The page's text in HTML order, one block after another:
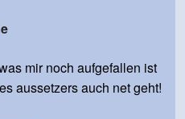
mir noch aufgefallen ist
aussetzers auch net geht!